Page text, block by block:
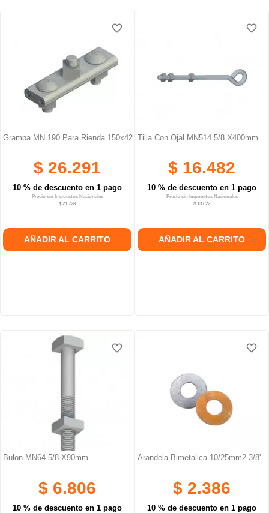
Grampa MN 190 Para Rienda 150x42
$ 26.291
10 % de descuento en 1 pago
Precio sin Impuestos Nacionales
$ 21.728
AÑADIR AL CARRITO
favorite_border
favorite_border
favorite_border
Tilla Con Ojal MN514 5/8 X400mm
$ 16.482
10 % de descuento en 1 pago
Precio sin Impuestos Nacionales
$ 13.622
AÑADIR AL CARRITO
favorite_border
favorite_border
favorite_border
Bulon MN64 5/8 X90mm
$ 6.806
10 % de descuento en 1 pago
favorite_border
favorite_border
favorite_border
Arandela Bimetalica 10/25mm2 3/8'
$ 2.386
10 % de descuento en 1 pago
favorite_border
favorite_border
favorite_border